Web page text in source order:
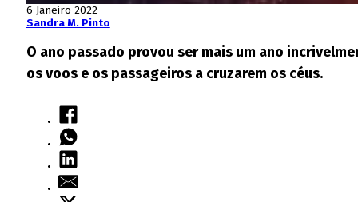
6 Janeiro 2022
Sandra M. Pinto
O ano passado provou ser mais um ano
os voos e os passageiros a cruzarem os céus.